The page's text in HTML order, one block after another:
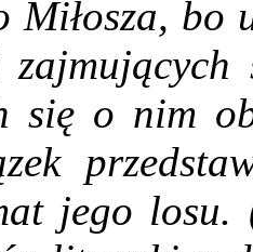
Miłosza, bo
się o nim
jego losu.